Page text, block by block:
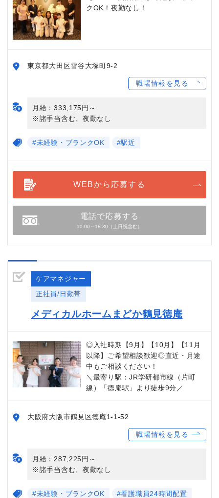
クOK！夜勤なし！
東京都大田区雪谷大塚町9-2
職場情報を見る
月給：333,175円～
※諸手当含む、夜勤なし
#未経験・ブランクOK #駅近
WEBから応募する
電話で応募する
10:00～18:30（土日祝含む）
ケアマネジャー
正社員/日勤帯
メディカルホームまどか鶴見徳庵
◎入社時期【9月】【10月】【11月
以降】ご希望相談歓迎◎直近・月途
中もご相談ください！
＼最寄り駅：JR学研都市線（片町
線）「徳庵駅」より徒歩9分／
大阪府大阪市鶴見区徳庵1-1-52
職場情報を見る
月給：287,225円～
※諸手当含む、夜勤なし
#未経験・ブランクOK
#看護職員24時間配置